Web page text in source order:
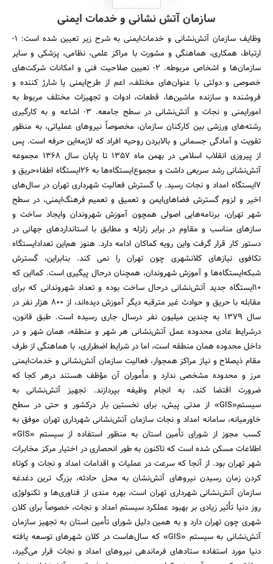
سازمان آتش نشانی و خدمات ایمنی
وظایف سازمان آتش‌نشانی و خدمات‌ایمنی به شرح زیر تعیین شده است:‌ 1-
ارتباط، ‌همکاری، هماهنگی و مشورت با مراکز علمی، نظامی، پزشکی و سایر
سازمان‌ها و اشخاص مربوطه. 2- تعیین صلاحیت فنی و امکانات شرکت‌های
خصوصی و دولتی با عنوان‌های مختلف، اعم از طرح‌ایمنی یا شارژ کننده و
فروشنده و سازنده ماشین‌ها، قطعات، ادوات و تجهیزات مختلف مربوط به
امور‌ایمنی و نجات و آتش‌نشانی در سطح جامعه. 3- اشاعه و به کارگیری
رشته‌های ورزشی بین کارکنان سازمان، مخصوصاً نیروهای عملیاتی، به منظور
تقویت و آمادگی جسمانی و بالابردن روحیه افراد که لازمه‌این حرفه است. پس
از پیروزی انقلاب اسلامی در بهمن ماه 1357 تا پایان سال 1368 مجموعه
آتش‌نشانی رشد سریعی داشت و مجموع‌ایستگاه‌ها به 26‌ایستگاه اطفاء‌حریق و
7‌ایستگاه امداد و نجات رسید. با گسترش فعالیت شهرداری تهران در سال‌های
اخیر و لزوم گسترش فضاهای‌ایمن و تعمیق و تعمیم فرهنگ‌ایمنی، ‌در سطح
شهر تهران، برنامه‌هایی اصولی همچون آموزش شهروندان و‌ایجاد ساخت و
سازهای مناسب و مقاوم در برابر زلزله و مطابق با استانداردهای جهانی در
دستور کار قرار گرفت و‌این رویه کماکان ادامه دارد. هنوز هم‌این تعداد‌ایستگاه
تکافوی نیازهای کلانشهری چون تهران را نمی کند. بنابراین، گسترش
شبکه‌ایستگاه‌ها و آموزش شهروندان، همچنان درحال پیگیری است. کما‌این که
10‌ایستگاه جدید آتش‌نشانی درحال ساخت بوده و تعداد شهروندانی که برای
مقابله با حریق و حوادث غیر مترقبه دیگر آموزش دیده‌اند، ‌از 800 هزار نفر در
سال 1379 به چندین میلیون نفر درسال جاری رسیده است. طبق قانون،
درشرایط عادی محدوده عمل آتش‌نشانی هر شهر و منطقه، همان شهر و در
داخل محدوده همان منطقه است، ‌اما در شرایط اضطراری، با هماهنگی از طرف
مقام ذیصلاح و نیاز مراکز همجوار، فعالیت سازمان آتش‌نشانی و خدمات‌ایمنی
مرز و محدوده مشخصی ندارد و مأموران آن مؤظف هستند درهر کجا که
ضرورت اقتضا کند، به انجام وظیفه بپردازند. تجهیز آتش‌نشانی به
سیستم«GIS» از مدتی پیش، ‌برای نخستین بار درکشور و حتی در سطح
خاورمیانه، سامانه امداد و نجات سازمان آتش‌نشانی شهرداری تهران موفق به
کسب مجوز از شورای تأمین استان به منظور استفاده از سیستم «GIS»
اطلاعات مسکن شده است که تاکنون به طور انحصاری در اختیار مرکز مخابرات
شهر تهران بود. از آنجا که سرعت در عملیات و اقدامات امداد و نجات و کوتاه
کردن زمان رسیدن نیروهای آتش‌نشان به محل حادثه، بزرگ ترین دغدغه
سازمان آتش‌نشانی شهرداری تهران است، بهره مندی از فناوری‌ها و تکنولوژی
روز دنیا تأثیر زیادی بر بهبود عملکرد سیستم امداد و نجات، خصوصاً برای کلان
شهری چون تهران دارد و به همین دلیل شورای تأمین استان به تجهیز سازمان
آتش‌نشانی به سیستم «GIS» که سال‌هاست در کلان شهرهای توسعه یافته
دنیا مورد استفاده ستادهای فرماندهی نیروهای امداد و نجات قرار می‌گیرد،